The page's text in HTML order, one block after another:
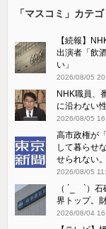
「マスコミ」カテ
【続報】
出演者「飲
い」
2026/08/05
NHK職員、
に沿わない
2026/08/05
高市政権が
して暮らせ
せられない
2026/08/05
（ ´_ゝ`）
界トップ。
2026/08/04